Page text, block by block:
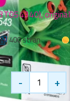
400 stran
- +